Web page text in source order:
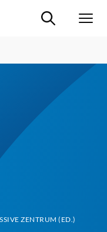
Suche ein-/
ZENTRUM (ED.)